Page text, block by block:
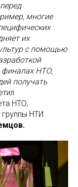
многие
их
с помощью
финалах НТО,
получать
НТО,
НТИ